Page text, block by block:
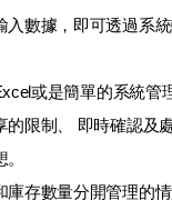
入數據，即可透過系統
或是簡單的系統管
的限制、 即時確認及
庫存數量分開管理的